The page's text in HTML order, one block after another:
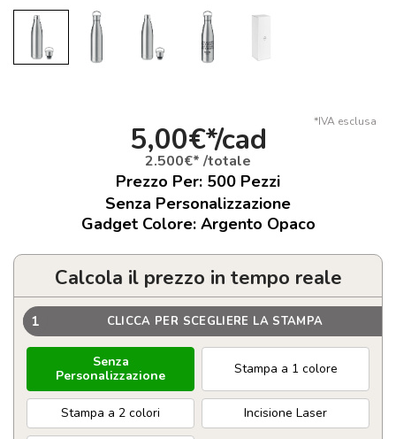
*IVA esclusa
5,00€*/cad
2.500€* /totale
Prezzo Per: 500 Pezzi
Senza Personalizzazione
Gadget Colore: Argento Opaco
Calcola il prezzo in tempo reale
1 CLICCA PER SCEGLIERE LA STAMPA
Senza
Personalizzazione
Stampa a 1 colore
Stampa a 2 colori Incisione Laser